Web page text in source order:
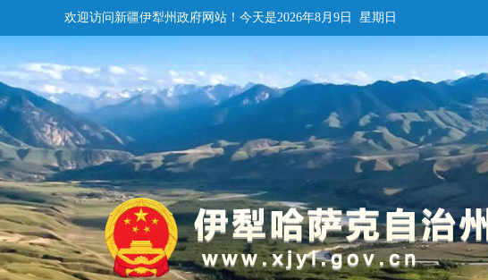
欢迎访问新疆伊犁州政府网站！ 今天是2026年8月9日 星期日